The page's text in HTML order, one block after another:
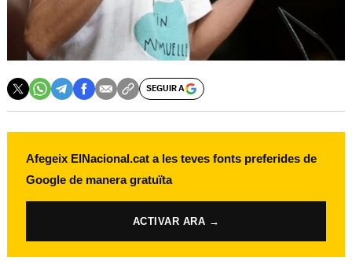
SEGUIR A
Afegeix ElNacional.cat a les teves fonts preferides de
Google de manera gratuïta
ACTIVAR ARA →